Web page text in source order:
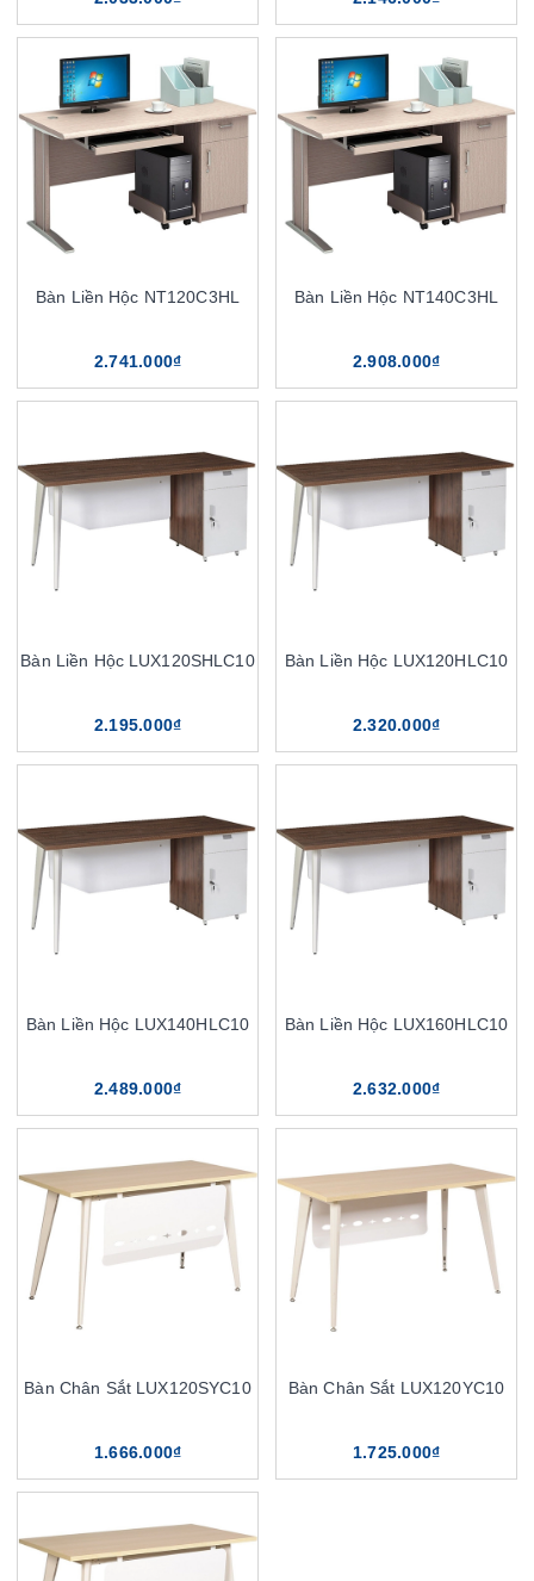
Bàn Liền Hộc NT120C3HL
2.741.000₫
Bàn Liền Hộc NT140C3HL
2.908.000₫
Bàn Liền Hộc LUX120SHLC10
2.195.000₫
Bàn Liền Hộc LUX120HLC10
2.320.000₫
Bàn Liền Hộc LUX140HLC10
2.489.000₫
Bàn Liền Hộc LUX160HLC10
2.632.000₫
Bàn Chân Sắt LUX120SYC10
1.666.000₫
Bàn Chân Sắt LUX120YC10
1.725.000₫